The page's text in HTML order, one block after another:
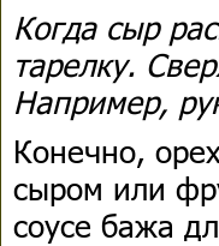
Когда сыр
тарелку.
Например,
Конечно,
сыром или
соусе бажа